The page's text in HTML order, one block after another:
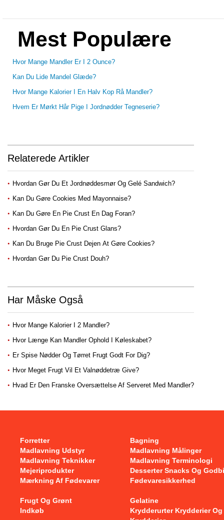
Mest Populære
Hvor Mange Mandler Er I 2 Ounce?
Kan Du Lide Mandel Glæde?
Hvor Mange Kalorier I En Halv Kop Rå Mandler?
Hvem Er Mørkt Hår Pige I Jordnødder Tegneserie?
Relaterede Artikler
Hvordan Gør Du Et Jordnøddesmør Og Gelé Sandwich?
Kan Du Gøre Cookies Med Mayonnaise?
Kan Du Gøre En Pie Crust En Dag Foran?
Hvordan Gør Du En Pie Crust Glans?
Kan Du Bruge Pie Crust Dejen At Gøre Cookies?
Hvordan Gør Du Pie Crust Douh?
Har Måske Også
Hvor Mange Kalorier I 2 Mandler?
Hvor Længe Kan Mandler Ophold I Køleskabet?
Er Spise Nødder Og Tørret Frugt Godt For Dig?
Hvor Meget Frugt Vil Et Valnøddetræ Give?
Hvad Er Den Franske Oversættelse Af Serveret Med Mandler?
Forretter
Bagning
Madlavning Udstyr
Madlavning Målinger
Madlavning Teknikker
Madlavning Terminologi
Mejeriprodukter
Desserter Snacks Og
Mærkning Af Fødevarer
Fødevaresikkerhed
Frugt Og Grønt
Gelatine
Indkøb
Krydderurter Krydderier Og